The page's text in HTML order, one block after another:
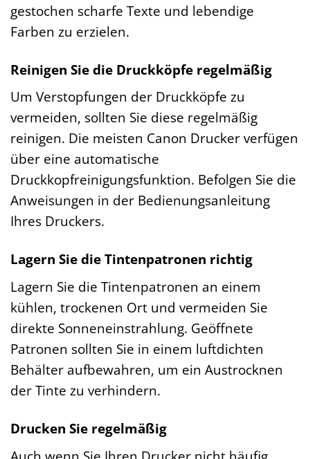
gestochen scharfe Texte und lebendige
Farben zu erzielen.
Reinigen Sie die Druckköpfe regelmäßig
Um Verstopfungen der Druckköpfe zu
vermeiden, sollten Sie diese regelmäßig
reinigen. Die meisten Canon Drucker verfügen
über eine automatische
Druckkopfreinigungsfunktion. Befolgen Sie die
Anweisungen in der Bedienungsanleitung
Ihres Druckers.
Lagern Sie die Tintenpatronen richtig
Lagern Sie die Tintenpatronen an einem
kühlen, trockenen Ort und vermeiden Sie
direkte Sonneneinstrahlung. Geöffnete
Patronen sollten Sie in einem luftdichten
Behälter aufbewahren, um ein Austrocknen
der Tinte zu verhindern.
Drucken Sie regelmäßig